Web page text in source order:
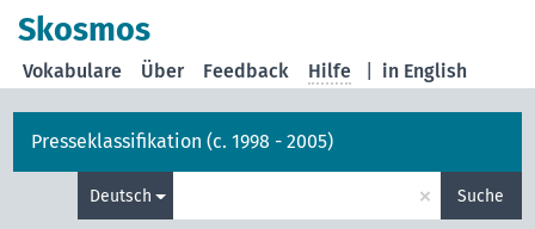
Skosmos
in English
Vokabulare Über Feedback Hilfe
Presseklassifikation (c. 1998 - 2005)
Deutsch × Suche